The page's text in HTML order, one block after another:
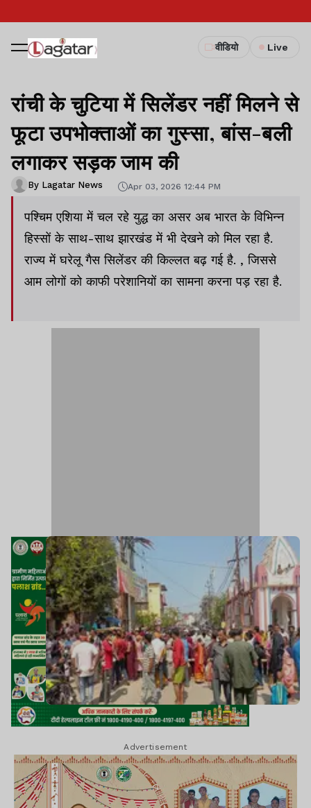
वीडियो Live
रांची के चुटिया में सिलेंडर नहीं मिलने से
फूटा उपभोक्ताओं का गुस्सा, बांस-बली
लगाकर सड़क जाम की
By Lagatar News Apr 03, 2026 12:44 PM
पश्चिम एशिया में चल रहे युद्ध का असर अब भारत के विभिन्न
हिस्सों के साथ-साथ झारखंड में भी देखने को मिल रहा है.
राज्य में घरेलू गैस सिलेंडर की किल्लत बढ़ गई है. , जिससे
आम लोगों को काफी परेशानियों का सामना करना पड़ रहा है.
Advertisement